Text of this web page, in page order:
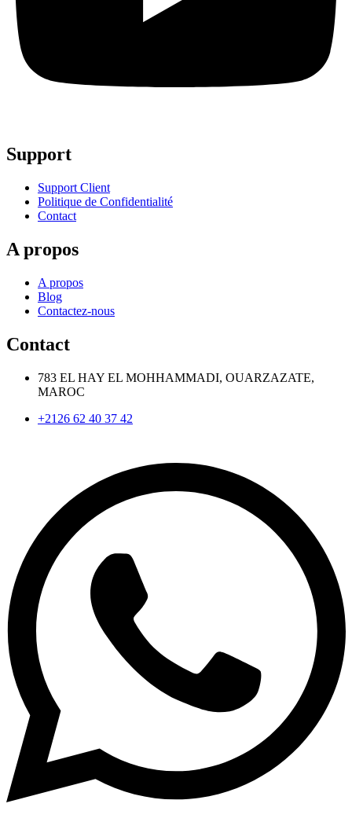
Support
Support Client
Politique de Confidentialité
Contact
A propos
A propos
Blog
Contactez-nous
Contact
783 EL HAY EL MOHHAMMADI, OUARZAZATE,
MAROC
+2126 62 40 37 42